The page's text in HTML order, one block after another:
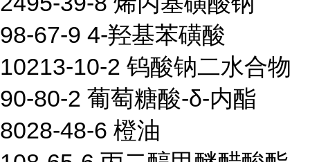
98-67-9 4-羟基苯磺酸
10213-10-2 钨酸钠二水合物
90-80-2 葡萄糖酸-δ-内酯
8028-48-6 橙油